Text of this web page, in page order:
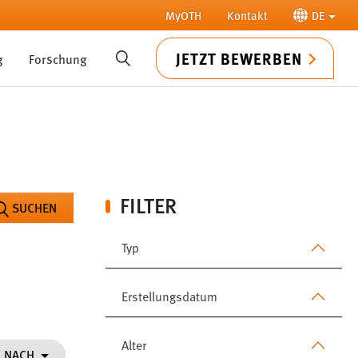
MyOTH Kontakt DE
Forschung SUCHE JETZT BEWERBEN
FILTER
Typ
Erstellungsdatum
Alter
SUCHEN